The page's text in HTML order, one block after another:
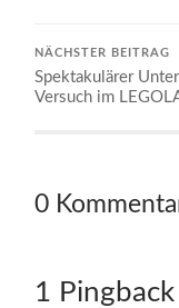
NÄCHSTER BEITRAG
Spektakulärer
Versuch im
0
1 Pingback